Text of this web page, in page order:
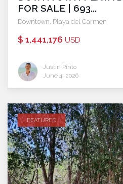
FOR SALE | 693...
Downtown Playa del Carmen
$ 1,441,176 USD
Justin Pinto
June 4, 2026
FEATURED